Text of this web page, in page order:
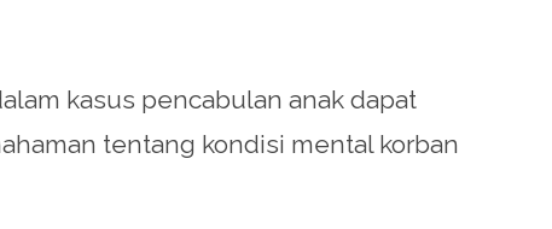
kasus pencabulan anak dapat
tentang kondisi mental korban